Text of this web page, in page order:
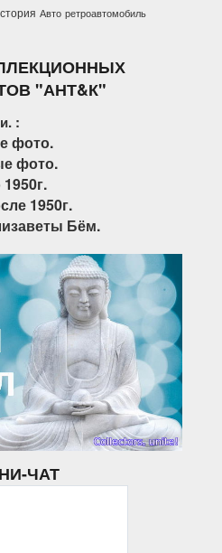
Авто ретроавтомобиль
"АНТ&К"
:
фото.
фото.
1950г.
Бём.
ЧАТ